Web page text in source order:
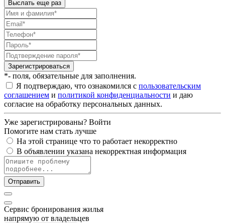
Выслать еще раз
Зарегистрироваться
*- поля, обязательные для заполнения.
Я подтверждаю, что ознакомился с пользовательским
соглашением и политикой конфиденциальности и даю
согласие на обработку персональных данных.
Уже зарегистрированы? Войти
Помогите нам стать лучше
На этой странице что то работает некорректно
В объявлении указана некорректная информация
Отправить
Cервис бронирования жилья
напрямую от владельцев